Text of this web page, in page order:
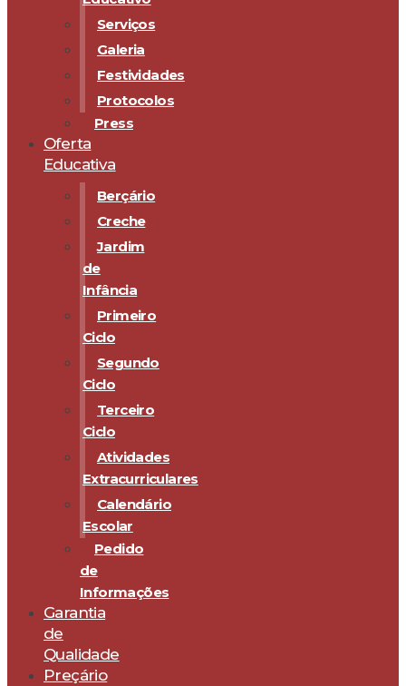
Serviços
Galeria
Festividades
Protocolos
Press
Oferta
Educativa
Berçário
Creche
Jardim
de
Infância
Primeiro
Ciclo
Segundo
Ciclo
Terceiro
Ciclo
Atividades
Extracurriculares
Calendário
Escolar
Pedido
de
Informações
Garantia
de
Qualidade
Preçário